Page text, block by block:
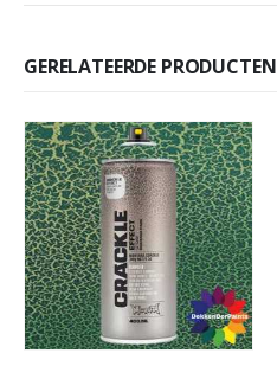
GERELATEERDE PRODUCTEN